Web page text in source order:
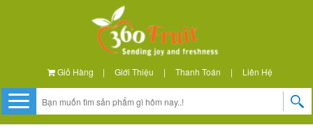
Giỏ Hàng | Giới Thiệu | Thanh Toán | Liên Hệ